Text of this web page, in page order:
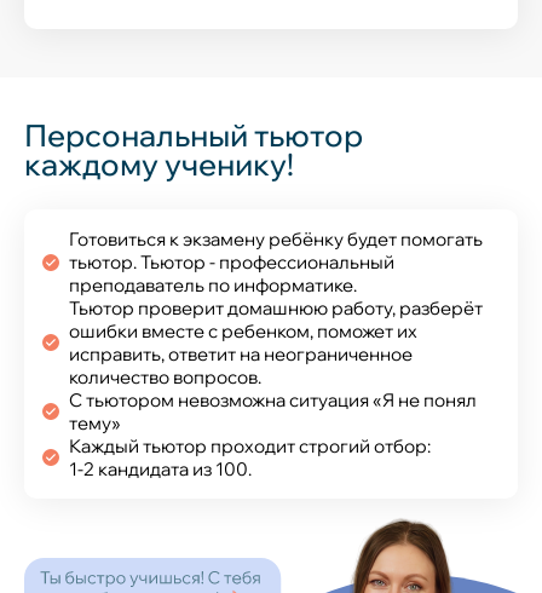
Персональный тьютор
каждому ученику!
Готовиться к экзамену ребёнку будет помогать
тьютор. Тьютор - профессиональный
преподаватель по информатике.
Тьютор проверит домашнюю работу, разберёт
ошибки вместе с ребенком, поможет их
исправить, ответит на неограниченное
количество вопросов.
С тьютором невозможна ситуация «Я не понял
тему»
Каждый тьютор проходит строгий отбор:
1‑2 кандидата из 100.